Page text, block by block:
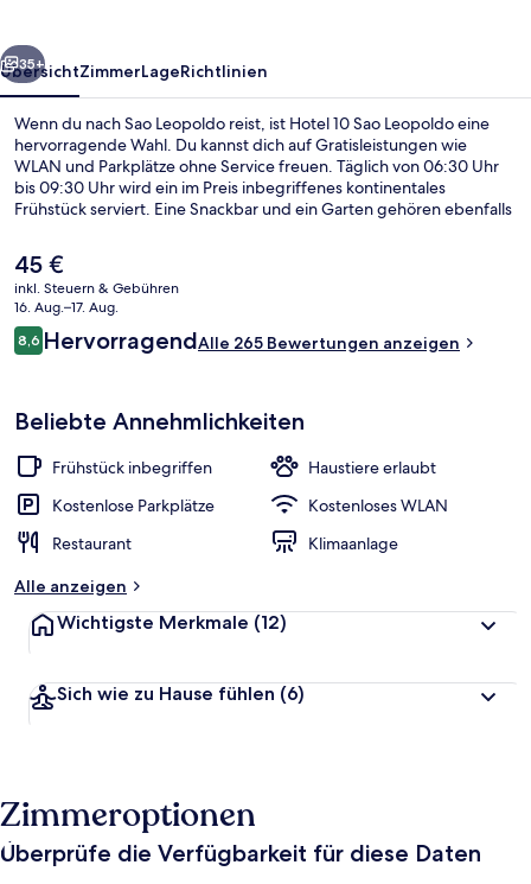
Weiter
35+
ÜbersichtZimmerLageRichtlinien
Wenn du nach Sao Leopoldo reist, ist Hotel 10 Sao Leopoldo eine
hervorragende Wahl. Du kannst dich auf Gratisleistungen wie
WLAN und Parkplätze ohne Service freuen. Täglich von 06:30 Uhr
bis 09:30 Uhr wird ein im Preis inbegriffenes kontinentales
Frühstück serviert. Eine Snackbar und ein Garten gehören ebenfalls
Der
aktuelle
Preis
beträgt
45 €.
45 €
inkl. Steuern & Gebühren
16. Aug.–17. Aug.
Bewertungen
8,68,6 von 10.
HervorragendAlle 265 Bewertungen anzeigen
Beliebte Annehmlichkeiten
Frühstück inbegriffen
Haustiere erlaubt
Kostenlose Parkplätze
Kostenloses WLAN
Restaurant
Klimaanlage
Alle anzeigen
Wichtigste Merkmale (12)
Sich wie zu Hause fühlen (6)
Zimmeroptionen
Überprüfe die Verfügbarkeit für diese Daten